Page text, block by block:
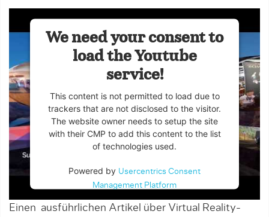
We need your consent to
load the Youtube
service!
This content is not permitted to load due to
trackers that are not disclosed to the visitor.
The website owner needs to setup the site
with their CMP to add this content to the list
of technologies used.
Powered by Usercentrics Consent
Management Platform
Einen ausführlichen Artikel über Virtual Reality-